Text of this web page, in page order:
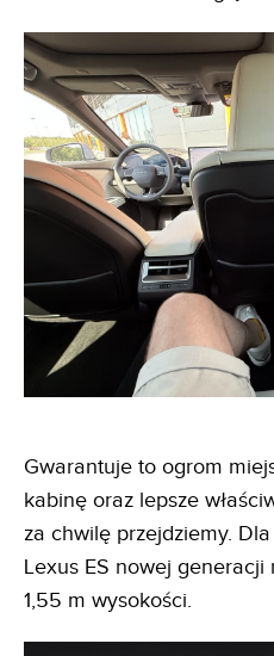
Gwarantuje to ogrom
kabinę oraz lepsze
za chwilę przejdziemy.
Lexus ES nowej generacji
1,55 m wysokości.